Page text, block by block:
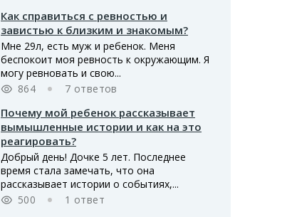
Как справиться с ревностью и
завистью к близким и знакомым?
Мне 29л, есть муж и ребенок. Меня
беспокоит моя ревность к окружающим. Я
могу ревновать и свою...
864
7 ответов
Почему мой ребенок рассказывает
вымышленные истории и как на это
реагировать?
Добрый день! Дочке 5 лет. Последнее
время стала замечать, что она
рассказывает истории о событиях,...
500
1 ответ